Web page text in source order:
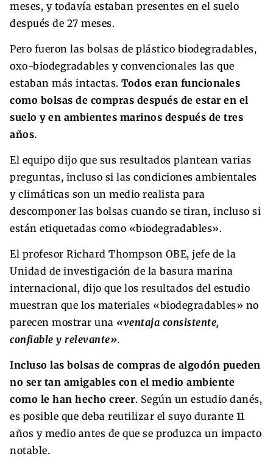
meses, y todavía estaban presentes en el suelo
después de 27 meses.
Pero fueron las bolsas de plástico biodegradables,
oxo-biodegradables y convencionales las que
estaban más intactas. Todos eran funcionales
como bolsas de compras después de estar en el
suelo y en ambientes marinos después de tres
años.
El equipo dijo que sus resultados plantean varias
preguntas, incluso si las condiciones ambientales
y climáticas son un medio realista para
descomponer las bolsas cuando se tiran, incluso si
están etiquetadas como «biodegradables».
El profesor Richard Thompson OBE, jefe de la
Unidad de investigación de la basura marina
internacional, dijo que los resultados del estudio
muestran que los materiales «biodegradables» no
parecen mostrar una «ventaja consistente,
confiable y relevante».
Incluso las bolsas de compras de algodón pueden
no ser tan amigables con el medio ambiente
como le han hecho creer. Según un estudio danés,
es posible que deba reutilizar el suyo durante 11
años y medio antes de que se produzca un impacto
notable.